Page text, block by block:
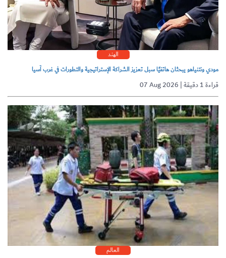
الهند
مودي ونتنياهو يبحثان هاتفيًا سبل تعزيز الشراكة الإستراتيجية والتطورات في غرب آسيا
07 Aug 2026 | قراءة 1 دقيقة
العالم